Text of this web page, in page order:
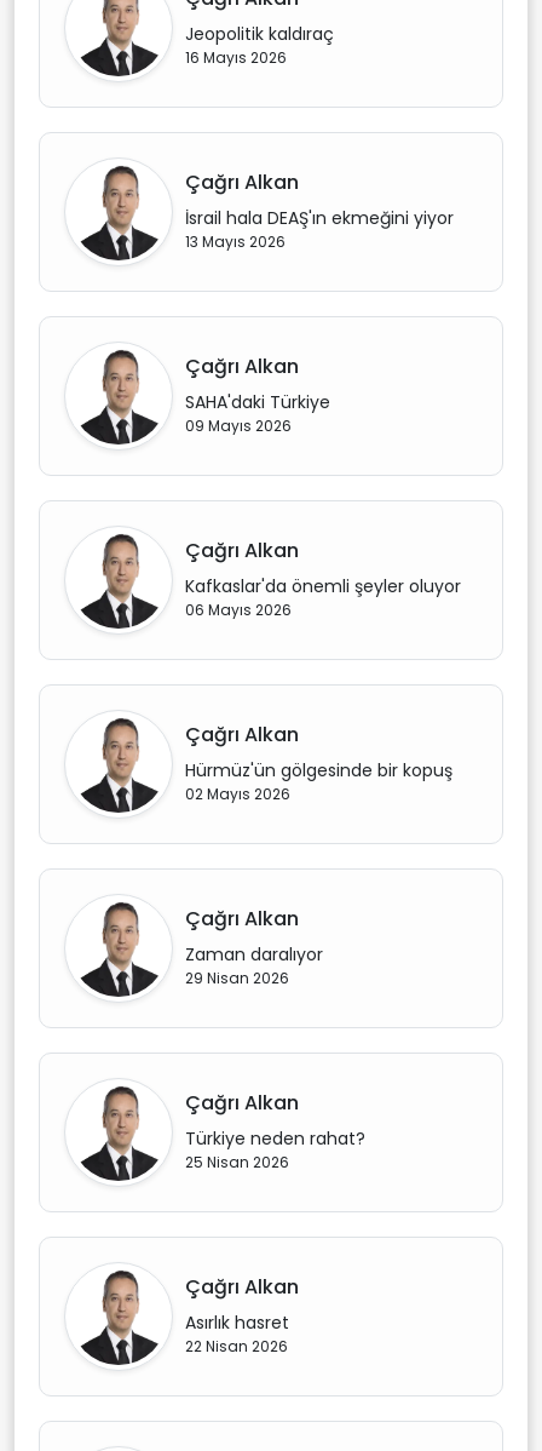
Jeopolitik kaldıraç
16 Mayıs 2026
Çağrı Alkan
İsrail hala DEAŞ'ın ekmeğini yiyor
13 Mayıs 2026
Çağrı Alkan
SAHA'daki Türkiye
09 Mayıs 2026
Çağrı Alkan
Kafkaslar'da önemli şeyler oluyor
06 Mayıs 2026
Çağrı Alkan
Hürmüz'ün gölgesinde bir kopuş
02 Mayıs 2026
Çağrı Alkan
Zaman daralıyor
29 Nisan 2026
Çağrı Alkan
Türkiye neden rahat?
25 Nisan 2026
Çağrı Alkan
Asırlık hasret
22 Nisan 2026